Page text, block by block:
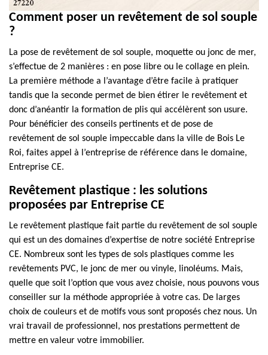
Comment poser un revêtement de sol souple
?
La pose de revêtement de sol souple, moquette ou jonc de mer,
s’effectue de 2 manières : en pose libre ou le collage en plein.
La première méthode a l’avantage d’être facile à pratiquer
tandis que la seconde permet de bien étirer le revêtement et
donc d’anéantir la formation de plis qui accélèrent son usure.
Pour bénéficier des conseils pertinents et de pose de
revêtement de sol souple impeccable dans la ville de Bois Le
Roi, faites appel à l’entreprise de référence dans le domaine,
Entreprise CE.
Revêtement plastique : les solutions
proposées par Entreprise CE
Le revêtement plastique fait partie du revêtement de sol souple
qui est un des domaines d’expertise de notre société Entreprise
CE. Nombreux sont les types de sols plastiques comme les
revêtements PVC, le jonc de mer ou vinyle, linoléums. Mais,
quelle que soit l’option que vous avez choisie, nous pouvons vous
conseiller sur la méthode appropriée à votre cas. De larges
choix de couleurs et de motifs vous sont proposés chez nous. Un
vrai travail de professionnel, nos prestations permettent de
mettre en valeur votre immobilier.